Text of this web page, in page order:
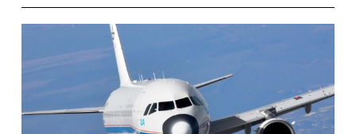
Insektenverunreinigungen zwar kein Problem dar,
für zukünftige ultraglatte Hightechflügel bedeuten
Insekten aber einen höheren Treibstoffverbrauch.